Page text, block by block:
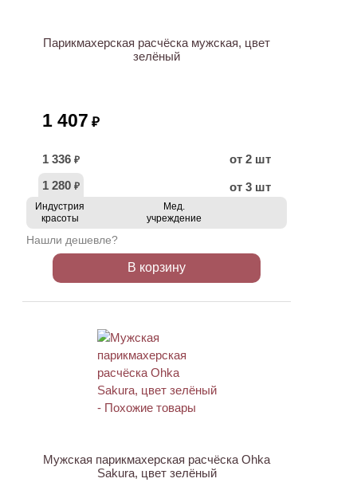
Парикмахерская расчёска мужская, цвет
зелёный
1 407 ₽
1 336 ₽
от 2 шт
1 280 ₽ от 3 шт
Индустрия
красоты
Мед.
учреждение
Нашли дешевле?
В корзину
Мужская парикмахерская расчёска Ohka
Sakura, цвет зелёный